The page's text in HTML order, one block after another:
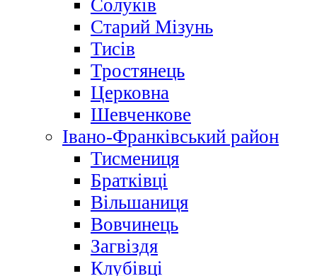
Солуків
Старий Мізунь
Тисів
Тростянець
Церковна
Шевченкове
Івано-Франківський район
Тисмениця
Братківці
Вільшаниця
Вовчинець
Загвіздя
Клубівці